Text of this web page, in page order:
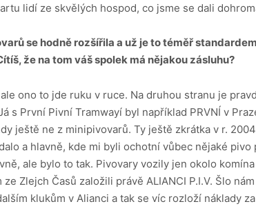
lidí ze skvělých hospod, co jsme se dali
se hodně rozšířila a už je to téměř
že na tom váš spolek má nějakou zásluhu?
ono to jde ruku v ruce. Na druhou stranu je
s První Pivní Tramwayí byl například PRVNÍ v
ještě ne z minipivovarů. Ty ještě zkrátka v r.
a hlavně, kde mi byli ochotní vůbec nějaké
ale bylo to tak. Pivovary vozily jen okolo
ze Zlejch Časů založili právě ALIANCI P.I.V. Šlo
klukům v Alianci a tak se víc rozloží náklady